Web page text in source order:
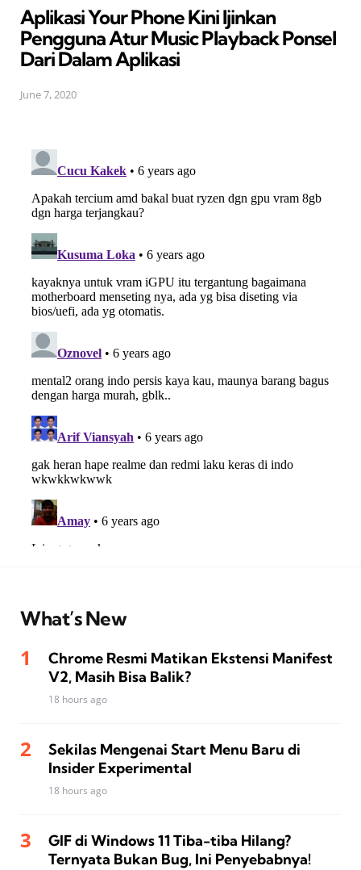
Aplikasi Your Phone Kini Ijinkan
Pengguna Atur Music Playback Ponsel
Dari Dalam Aplikasi
June 7, 2020
What’s New
Chrome Resmi Matikan Ekstensi Manifest
V2, Masih Bisa Balik?
18 hours ago
Sekilas Mengenai Start Menu Baru di
Insider Experimental
18 hours ago
GIF di Windows 11 Tiba-tiba Hilang?
Ternyata Bukan Bug, Ini Penyebabnya!